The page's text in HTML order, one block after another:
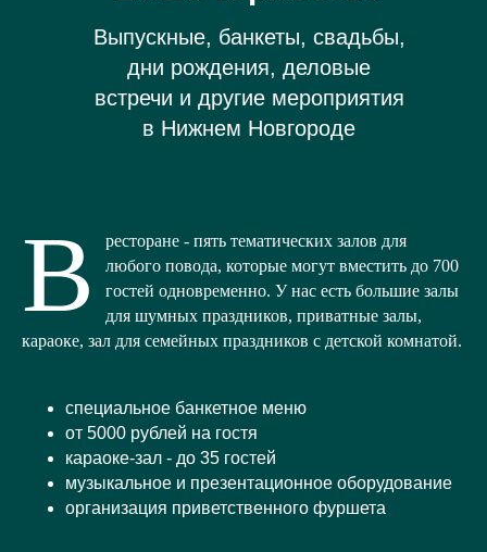
дни рождения, деловые
встречи и другие мероприятия
в Нижнем Новгороде
В
гостей одновременно. У нас есть большие залы
для шумных праздников, приватные залы,
караоке, зал для семейных праздников с детской комнатой.
от 5000 рублей на гостя
караоке-зал - до 35 гостей
музыкальное и презентационное оборудование
организация приветственного фуршета